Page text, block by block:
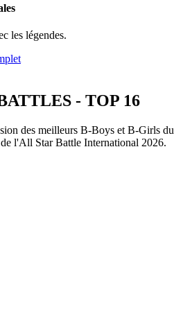
les légendes.
- TOP 16
des meilleurs B-Boys et B-Girls du
l'All Star Battle International 2026.